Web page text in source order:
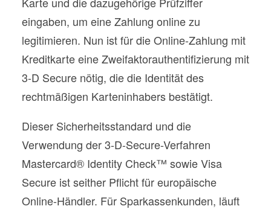
eingaben, um eine Zahlung online zu
legitimieren. Nun ist für die Online-Zahlung mit
Kreditkarte eine Zweifaktorauthentifizierung mit
3-D Secure nötig, die die Identität des
rechtmäßigen Karteninhabers bestätigt.
Dieser Sicherheitsstandard und die
Verwendung der 3-D-Secure-Verfahren
Mastercard® Identity Check™ sowie Visa
Secure ist seither Pflicht für europäische
Online-Händler. Für Sparkassenkunden, läuft